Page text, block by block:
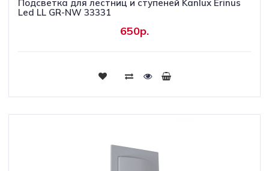
Подсветка для лестниц и ступеней Kanlux Erinus
Led LL GR-NW 33331
650р.